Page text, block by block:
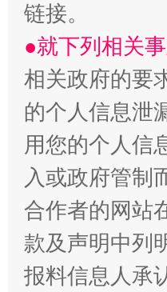
揭批美国五大"
链接。
●就下列相关
相关政府的要
的个人信息泄
用您的个人信
入或政府管制
合作者的网站
款及声明中列
报料信息人承